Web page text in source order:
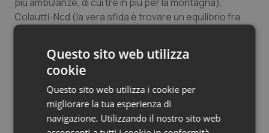
Tumori del Polmone & Testa Collo
Tumori gastrointestinali
Ulcera & Reflusso
Colautti-Ncd (la vera sfida è trovare un equilibrio fra
territori e risorse), Marini-FI e Rotelli (hanno proposto
salute mentale, accolta dall'assessore Telesca).
Al termine, a favore si sono espressi a favore Pd e
Cittadini, contro FI, AR, M5S e LN, mentre Pustetto e
Barillari si sono astenuti.
Questo sito web utilizza
cookie
Questo sito web utilizza i cookie per
migliorare la tua esperienza di
navigazione. Utilizzando il nostro sito web